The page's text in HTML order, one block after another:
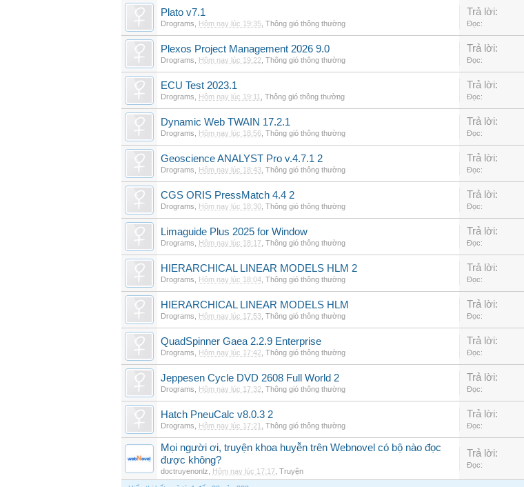
Plato v7.1
Drograms Hôm nay lúc 19:35 Thông gió thông thường
Trả lời:
Đọc:
Plexos Project Management 2026 9.0
Drograms Hôm nay lúc 19:22 Thông gió thông thường
Trả lời:
Đọc:
ECU Test 2023.1
Drograms Hôm nay lúc 19:11 Thông gió thông thường
Trả lời:
Đọc:
Dynamic Web TWAIN 17.2.1
Drograms Hôm nay lúc 18:56 Thông gió thông thường
Trả lời:
Đọc:
Geoscience ANALYST Pro v.4.7.1 2
Drograms Hôm nay lúc 18:43 Thông gió thông thường
Trả lời:
Đọc:
CGS ORIS PressMatch 4.4 2
Drograms Hôm nay lúc 18:30 Thông gió thông thường
Trả lời:
Đọc:
Limaguide Plus 2025 for Window
Drograms Hôm nay lúc 18:17 Thông gió thông thường
Trả lời:
Đọc:
HIERARCHICAL LINEAR MODELS HLM 2
Drograms Hôm nay lúc 18:04 Thông gió thông thường
Trả lời:
Đọc:
HIERARCHICAL LINEAR MODELS HLM
Drograms Hôm nay lúc 17:53 Thông gió thông thường
Trả lời:
Đọc:
QuadSpinner Gaea 2.2.9 Enterprise
Drograms Hôm nay lúc 17:42 Thông gió thông thường
Trả lời:
Đọc:
Jeppesen Cycle DVD 2608 Full World 2
Drograms Hôm nay lúc 17:32 Thông gió thông thường
Trả lời:
Đọc:
Hatch PneuCalc v8.0.3 2
Drograms Hôm nay lúc 17:21 Thông gió thông thường
Trả lời:
Đọc:
Mọi người ơi, truyện khoa huyễn trên Webnovel có bộ nào đọc
được không?
doctruyenonlz Hôm nay lúc 17:17 Truyện
Trả lời:
Đọc: